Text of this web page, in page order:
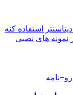
استفاده کنه
نمونه های نصبی